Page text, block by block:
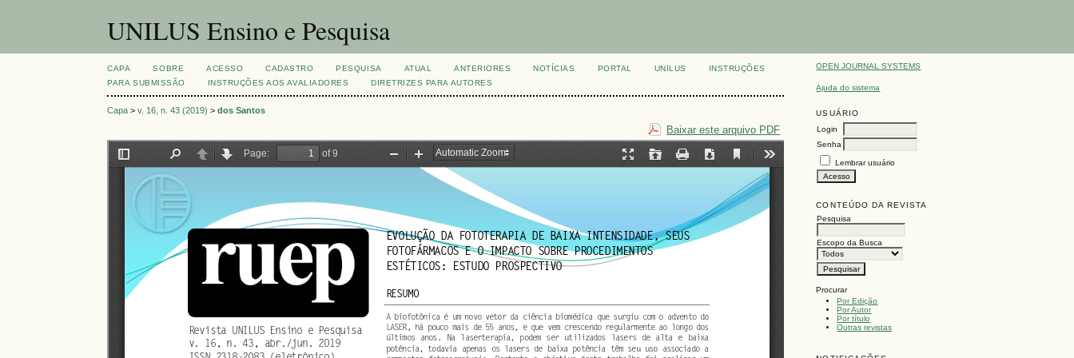
UNILUS Ensino e Pesquisa
OPEN JOURNAL SYSTEMS
Ajuda do sistema
USUÁRIO
Login
Senha
Lembrar usuário
CONTEÚDO DA REVISTA
Pesquisa
Escopo da Busca
Procurar
Por Edição
Por Autor
Por título
Outras revistas
CAPA SOBRE ACESSO CADASTRO PESQUISA ATUAL ANTERIORES NOTÍCIAS PORTAL UNILUS
INSTRUÇÕES
PARA SUBMISSÃO
INSTRUÇÕES AOS AVALIADORES DIRETRIZES PARA AUTORES
Capa >v. 16, n. 43 (2019) >dos Santos
Baixar este arquivo PDF